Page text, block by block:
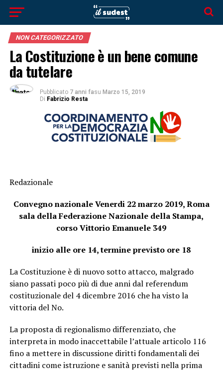
NON CATEGORIZZATO
La Costituzione è un bene comune
da tutelare
Pubblicato 7 anni fasu Marzo 15, 2019
Di Fabrizio Resta
Redazionale
Convegno nazionale Venerdi 22 marzo 2019, Roma
sala della Federazione Nazionale della Stampa,
corso Vittorio Emanuele 349
inizio alle ore 14, termine previsto ore 18
La Costituzione è di nuovo sotto attacco, malgrado
siano passati poco più di due anni dal referendum
costituzionale del 4 dicembre 2016 che ha visto la
vittoria del No.
La proposta di regionalismo differenziato, che
interpreta in modo inaccettabile l’attuale articolo 116
fino a mettere in discussione diritti fondamentali dei
cittadini come istruzione e sanità previsti nella prima